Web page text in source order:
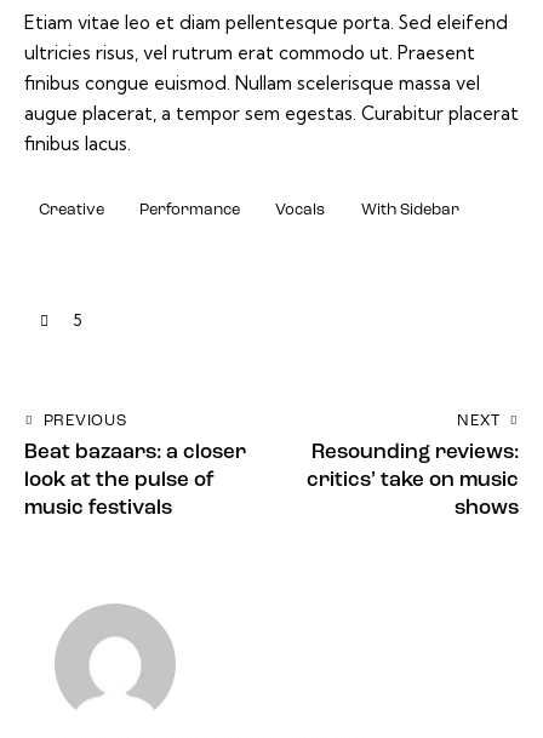
Etiam vitae leo et diam pellentesque porta. Sed eleifend
ultricies risus, vel rutrum erat commodo ut. Praesent
finibus congue euismod. Nullam scelerisque massa vel
augue placerat, a tempor sem egestas. Curabitur placerat
finibus lacus.
Creative Performance Vocals With Sidebar
5
PREVIOUS
Beat bazaars: a closer
look at the pulse of
music festivals
NEXT
Resounding reviews:
critics’ take on music
shows